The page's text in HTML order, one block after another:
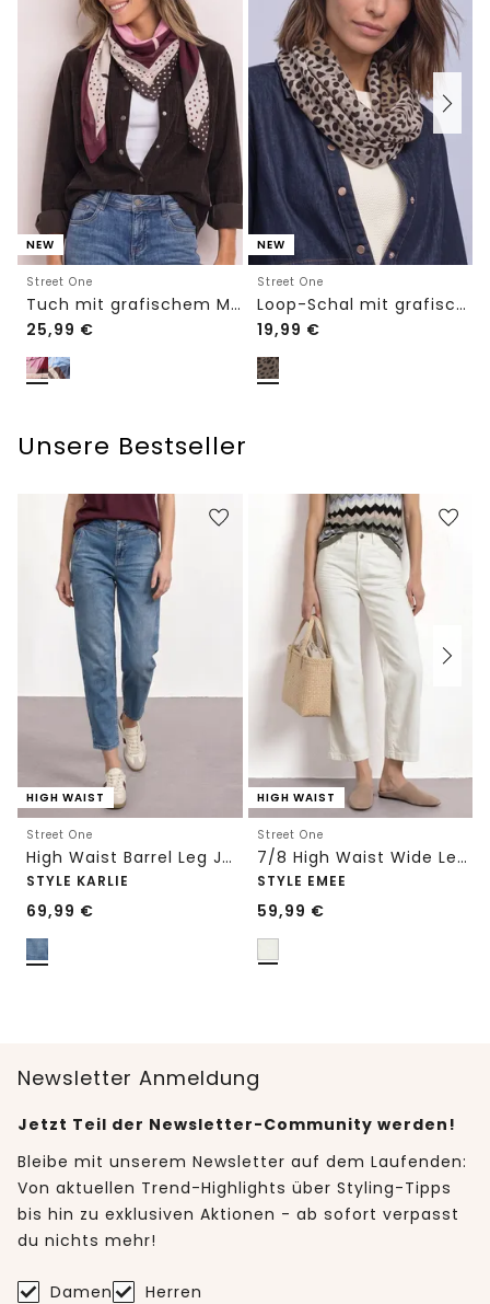
NEW
Street One
Tuch mit grafischem Muster
25,99 €
NEW
Street One
Loop-Schal mit grafischem Muster
19,99 €
Unsere Bestseller
HIGH WAIST
Street One
High Waist Barrel Leg Jeans im Loose Fit
STYLE KARLIE
69,99 €
HIGH WAIST
Street One
7/8 High Waist Wide Leg Jeans im Loose Fit
STYLE EMEE
59,99 €
Newsletter Anmeldung
Jetzt Teil der Newsletter-Community werden!
Bleibe mit unserem Newsletter auf dem Laufenden:
Von aktuellen Trend-Highlights über Styling-Tipps
bis hin zu exklusiven Aktionen - ab sofort verpasst
du nichts mehr!
Damen Herren